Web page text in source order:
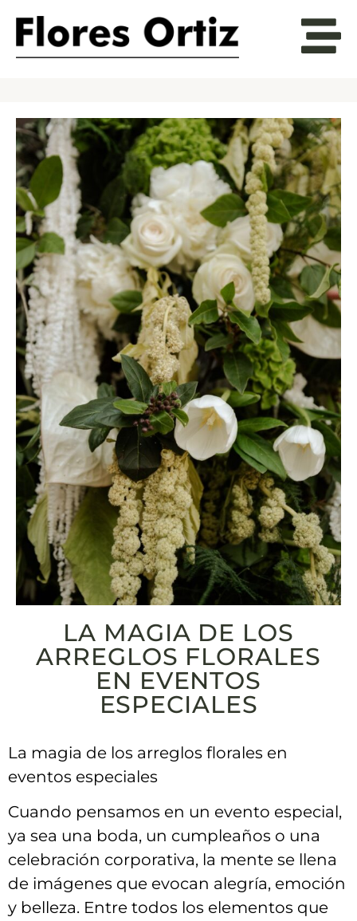
LA MAGIA DE LOS
ARREGLOS FLORALES
EN EVENTOS
ESPECIALES
La ‍magia de‌ los arreglos​ florales en
eventos especiales
Cuando pensamos en un evento especial,
ya sea una‍ boda, un cumpleaños o una‌
celebración corporativa, la mente se llena
de imágenes que ⁣evocan alegría, ​emoción
y belleza. Entre todos los elementos que‍